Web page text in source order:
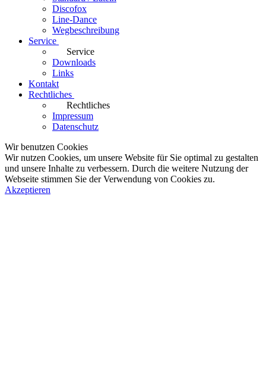
Discofox
Line-Dance
Wegbeschreibung
Service
Service
Downloads
Links
Kontakt
Rechtliches
Rechtliches
Impressum
Datenschutz
Wir benutzen Cookies
Wir nutzen Cookies, um unsere Website für Sie optimal zu gestalten
und unsere Inhalte zu verbessern. Durch die weitere Nutzung der
Webseite stimmen Sie der Verwendung von Cookies zu.
Akzeptieren